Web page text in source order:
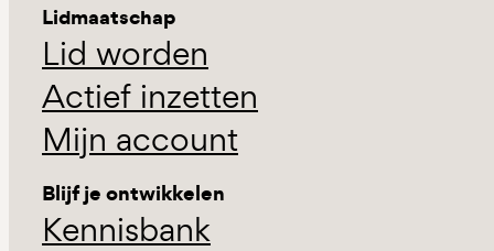
Lidmaatschap
Lid worden
Actief inzetten
Mijn account
Blijf je ontwikkelen
Kennisbank